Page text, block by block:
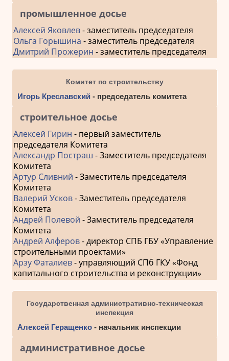
промышленное досье
Алексей Яковлев- заместитель председателя
Ольга Горышина - заместитель председателя
Дмитрий Прожерин - заместитель председателя
Комитет по строительству
Игорь Креславский - председатель комитета
строительное досье
Алексей Гирин - первый заместитель
председателя Комитета
Александр Постраш - Заместитель председателя
Комитета
Артур Сливний - Заместитель председателя
Комитета
Валерий Усков- Заместитель председателя
Комитета
Андрей Полевой - Заместитель председателя
Комитета
Андрей Алферов- директор СПБ ГБУ «Управление
строительными проектами»
Арзу Фаталиев- управляющий СПб ГКУ «Фонд
капитального строительства и реконструкции»
Государственная административно-техническая
инспекция
Алексей Геращенко- начальник инспекции
административное досье